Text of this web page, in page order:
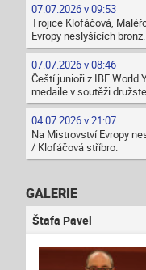
07.07.2026 v 09:53
Trojice Klofáčová,
Evropy neslyšících bronz.
07.07.2026 v 08:46
Čeští junioři z IBF World
medaile v soutěži
04.07.2026 v 21:07
Na Mistrovství Evropy
/ Klofáčová stříbro.
GALERIE
Štafa Pavel